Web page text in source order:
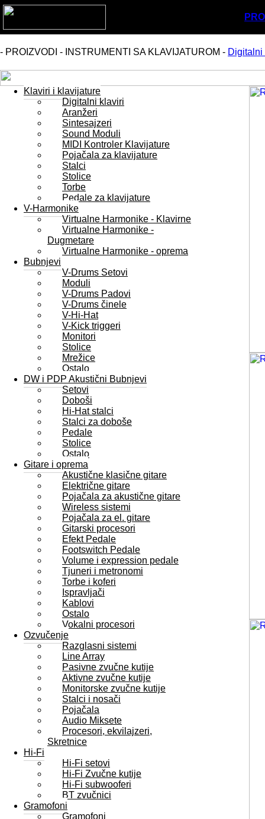
- PROIZVODI - INSTRUMENTI SA KLAVIJATUROM - Digitalni
Klaviri i klavijature
Digitalni klaviri
Aranžeri
Sintesajzeri
Sound Moduli
MIDI Kontroler Klavijature
Pojačala za klavijature
Stalci
Stolice
Torbe
Pedale za klavijature
V-Harmonike
Virtualne Harmonike - Klavirne
Virtualne Harmonike -
Dugmetare
Virtualne Harmonike - oprema
Bubnjevi
V-Drums Setovi
Moduli
V-Drums Padovi
V-Drums činele
V-Hi-Hat
V-Kick triggeri
Monitori
Stolice
Mrežice
Ostalo
DW i PDP Akustični Bubnjevi
Setovi
Doboši
Hi-Hat stalci
Stalci za doboše
Pedale
Stolice
Ostalo
Gitare i oprema
Akustične klasične gitare
Električne gitare
Pojačala za akustične gitare
Wireless sistemi
Pojačala za el. gitare
Gitarski procesori
Efekt Pedale
Footswitch Pedale
Volume i expression pedale
Tjuneri i metronomi
Torbe i koferi
Ispravljači
Kablovi
Ostalo
Vokalni procesori
Ozvučenje
Razglasni sistemi
Line Array
Pasivne zvučne kutije
Aktivne zvučne kutije
Monitorske zvučne kutije
Stalci i nosači
Pojačala
Audio Miksete
Procesori, ekvilajzeri,
Skretnice
Hi-Fi
Hi-Fi setovi
Hi-Fi Zvučne kutije
Hi-Fi subwooferi
BT zvučnici
Gramofoni
Gramofoni